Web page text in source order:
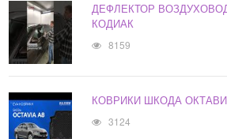
ДЕФЛЕКТОР
КОДИАК
8159
КОВРИКИ ШКОДА
3124